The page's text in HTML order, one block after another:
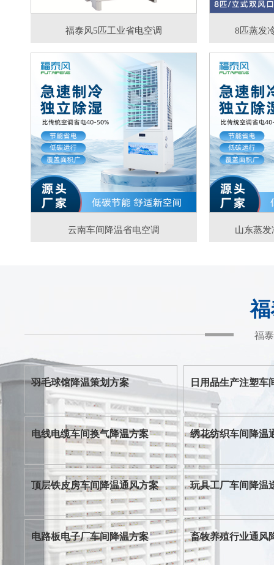
福泰风5匹工业省电空调 8匹蒸发
云南车间降温省电空调 山东蒸
福
羽毛球馆降温策划方案 日用品生产注塑车
电线电缆车间换气降温方案 绣花纺织车间降温
顶层铁皮房车间降温通风方案 玩具工厂车间降温
电路板电子厂车间降温方案 畜牧养殖行业通风